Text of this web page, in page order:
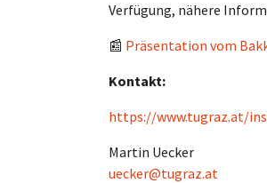
Verfügung, nähere
📰 Präsentation vom
Kontakt:
https://www.tugraz.at/
Martin Uecker
uecker@tugraz.at